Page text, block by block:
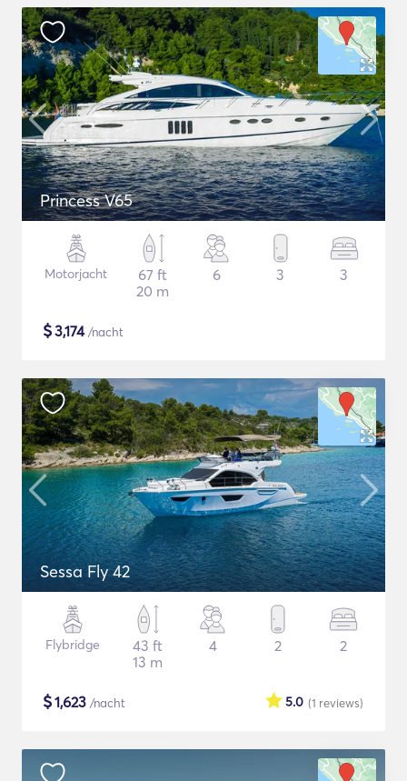
Princess V65
Motorjacht
67 ft
20 m
6 3 3
$3,174/nacht
Sessa Fly 42
Flybridge
43 ft
13 m
4 2 2
$1,623 /nacht (1 reviews)
5.0